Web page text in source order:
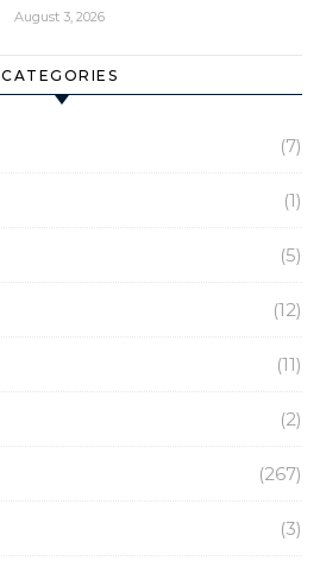
August 3, 2026
CATEGORIES
(7)
(1)
(5)
(12)
(11)
(2)
(267)
(3)